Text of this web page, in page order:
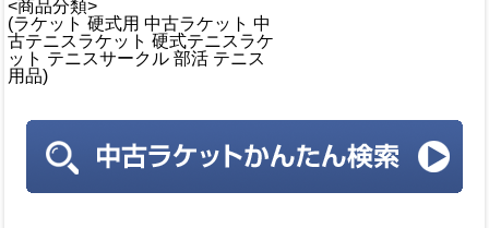
<商品分類>
(ラケット 硬式用 中古ラケット 中
古テニスラケット 硬式テニスラケ
ット テニスサークル 部活 テニス
用品)